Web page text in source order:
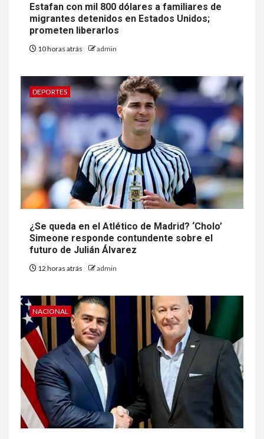
Estafan con mil 800 dólares a familiares de
migrantes detenidos en Estados Unidos;
prometen liberarlos
10 horas atrás admin
DEPORTES
¿Se queda en el Atlético de Madrid? ‘Cholo’
Simeone responde contundente sobre el
futuro de Julián Álvarez
12 horas atrás admin
NACIONAL